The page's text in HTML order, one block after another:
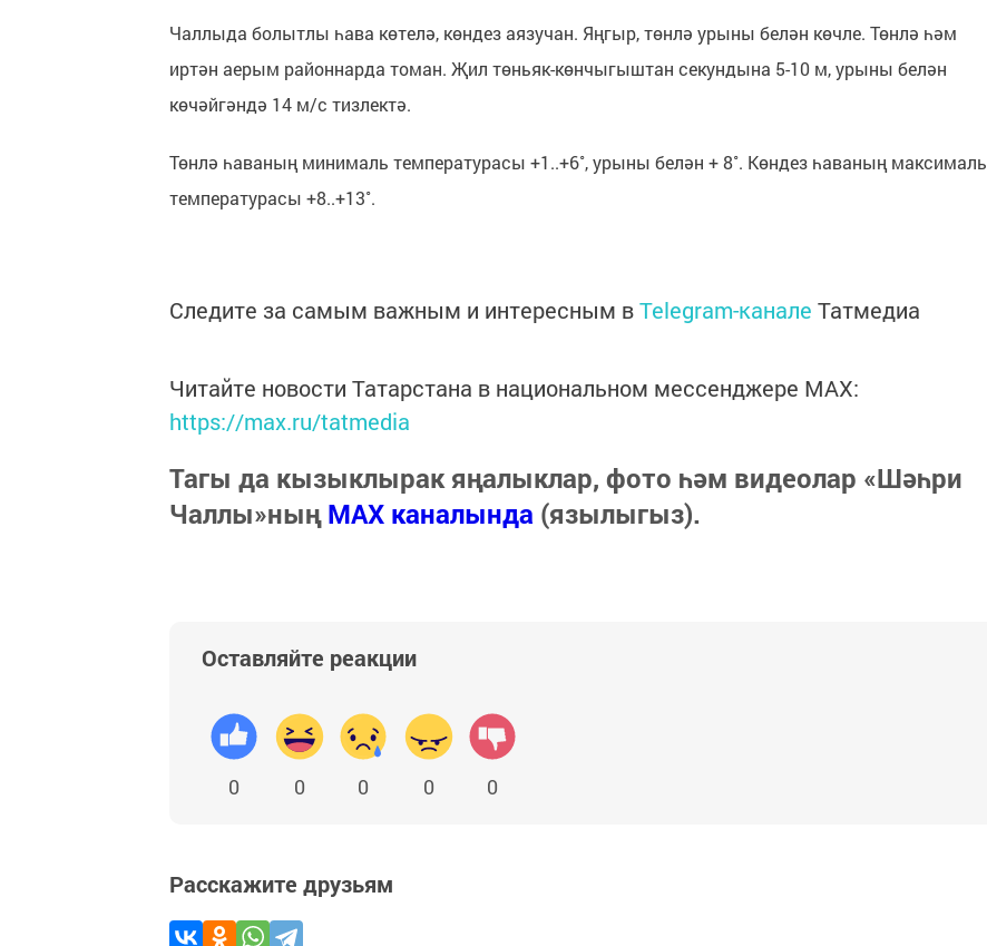
Чаллыда болытлы һава көтелә, көндез аязучан. Яңгыр, төнлә урыны белән көчле. Төнлә һәм
иртән аерым районнарда томан. Җил төньяк-көнчыгыштан секундына 5-10 м, урыны белән
көчәйгәндә 14 м/с тизлектә.
Төнлә һаваның минималь температурасы +1..+6˚, урыны белән + 8˚. Көндез һаваның максималь
температурасы +8..+13˚.
Следите за самым важным и интересным вTelegram-канале Татмедиа
Читайте новости Татарстана в национальном мессенджере MАХ:
https://max.ru/tatmedia
Тагы да кызыклырак яңалыклар, фото һәм видеолар «Шәһри
Чаллы»ныңMAX каналында (язылыгыз).
Оставляйте реакции
0 0 0 0 0
Расскажите друзьям